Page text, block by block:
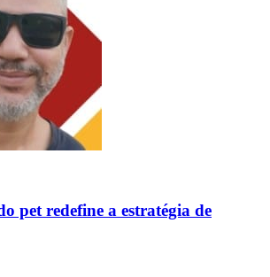
pet redefine a estratégia de